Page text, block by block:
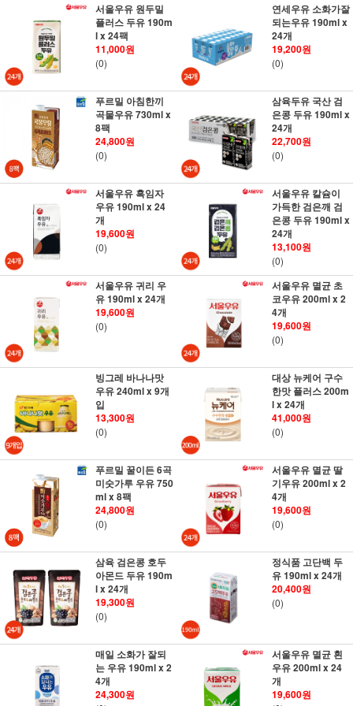
서울우유 원두밀
플러스 두유 190m
l x 24팩
11,000원
(0)
연세우유 소화가잘
되는우유 190ml x
24개
19,200원
(0)
푸르밀 아침한끼
곡물우유 730ml x
8팩
24,800원
(0)
삼육두유 국산 검
은콩 두유 190ml x
24개
22,700원
(0)
서울우유 흑임자
우유 190ml x 24
개
19,600원
(0)
서울우유 칼슘이
가득한 검은깨 검
은콩 두유 190ml x
24개
13,100원
(0)
서울우유 귀리 우
유 190ml x 24개
19,600원
(0)
서울우유 멸균 초
코우유 200ml x 2
4개
19,600원
(0)
빙그레 바나나맛
우유 240ml x 9개
입
13,300원
(0)
대상 뉴케어 구수
한맛 플러스 200m
l x 24개
41,000원
(0)
푸르밀 꿀이든 6곡
미숫가루 우유 750
ml x 8팩
24,800원
(0)
서울우유 멸균 딸
기우유 200ml x 2
4개
19,600원
(0)
삼육 검은콩 호두
아몬드 두유 190m
l x 24개
19,300원
(0)
정식품 고단백 두
유 190ml x 24개
20,400원
(0)
매일 소화가 잘되
는 우유 190ml x 2
4개
24,300원
서울우유 멸균 흰
우유 200ml x 24
개
19,600원